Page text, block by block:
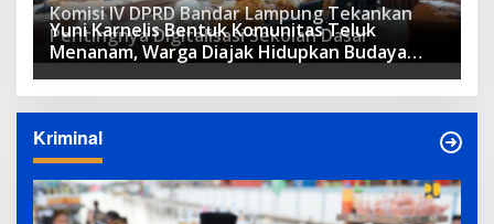
Komisi IV DPRD Bandar Lampung Tekankan
Pentingnya Digitalisasi Sekolah Dasar
Yuni Karnelis Bentuk Komunitas Teluk
Menanam, Warga Diajak Hidupkan Budaya
Tanam
Kriminal